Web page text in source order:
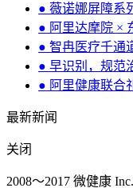
● 薇诺娜屏障系
● 阿里达摩院 ×
● 智冉医疗千通
● 早识别，规范
● 阿里健康联合
最新新闻
关闭
2008～2017 微健康